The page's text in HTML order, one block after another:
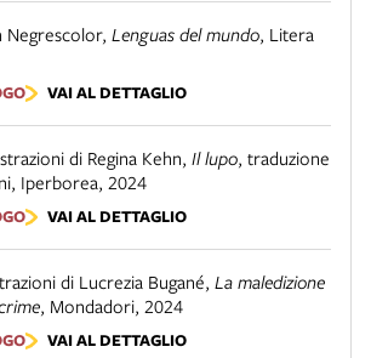
Negrescolor, Lenguas del mundo, Litera
VAI AL DETTAGLIO
di Regina Kehn, Il lupo, traduzione
, Iperborea, 2024
VAI AL DETTAGLIO
di Lucrezia Bugané, La maledizione
, Mondadori, 2024
VAI AL DETTAGLIO